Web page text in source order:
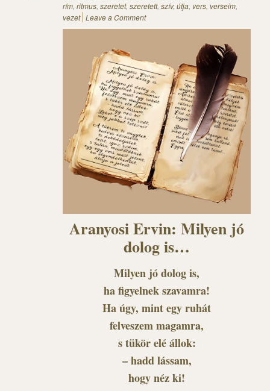
rím, ritmus, szeretet, szeretett, szív, útja, vers, verseim,
vezet Leave a Comment
Aranyosi Ervin: Milyen jó
dolog is…
Milyen jó dolog is,
ha figyelnek szavamra!
Ha úgy, mint egy ruhát
felveszem magamra,
s tükör elé állok:
– hadd lássam,
hogy néz ki!